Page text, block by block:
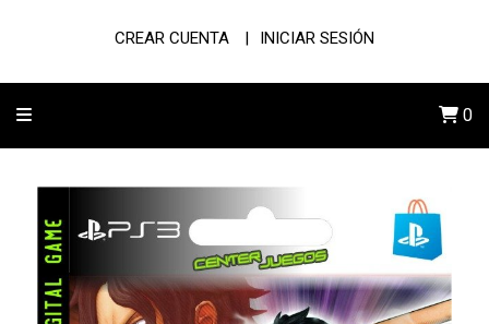
CREAR CUENTA INICIAR SESIÓN
0